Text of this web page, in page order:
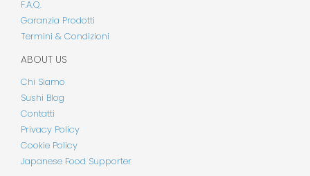
F.A.Q.
Garanzia Prodotti
Termini & Condizioni
ABOUT US
Chi Siamo
Sushi Blog
Contatti
Privacy Policy
Cookie Policy
Japanese Food Supporter